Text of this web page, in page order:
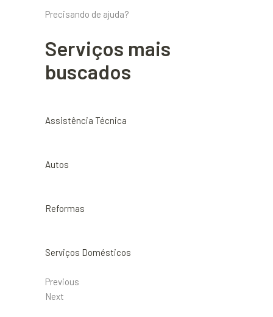
Precisando de ajuda?
Serviços mais
buscados
Assistência Técnica
Autos
Reformas
Serviços Domésticos
Previous
Next